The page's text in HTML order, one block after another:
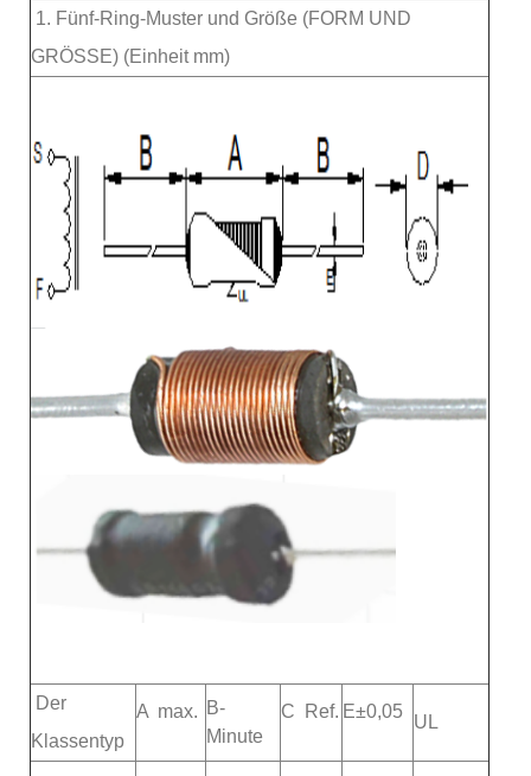
1. Fünf-Ring-Muster und Größe (FORM UND
GRÖSSE) (Einheit mm)
Der
Klassentyp
A max. B-
Minute
C Ref. E±0,05
UL